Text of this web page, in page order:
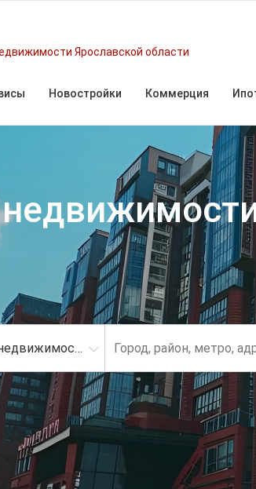
Ярославской области
Новостройки Коммерция